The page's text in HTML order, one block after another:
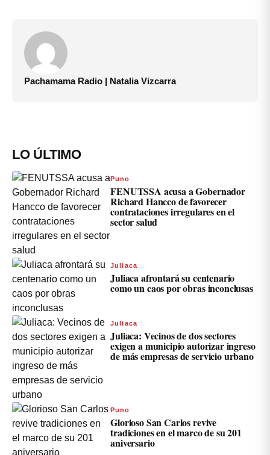
Pachamama Radio | Natalia Vizcarra
LO ÚLTIMO
Puno
FENUTSSA acusa a Gobernador
Richard Hancco de favorecer
contrataciones irregulares en el
sector salud
Juliaca
Juliaca afrontará su centenario
como un caos por obras inconclusas
Juliaca
Juliaca: Vecinos de dos sectores
exigen a municipio autorizar ingreso
de más empresas de servicio urbano
Puno
Glorioso San Carlos revive
tradiciones en el marco de su 201
aniversario